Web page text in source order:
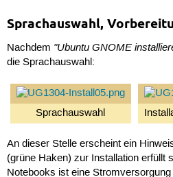
Sprachauswahl,
Nachdem "Ubuntu GNOME
die Sprachauswahl:
Sprachauswahl
An dieser Stelle erscheint ein
(grüne Haken) zur Installation erfüllt
Notebooks ist eine